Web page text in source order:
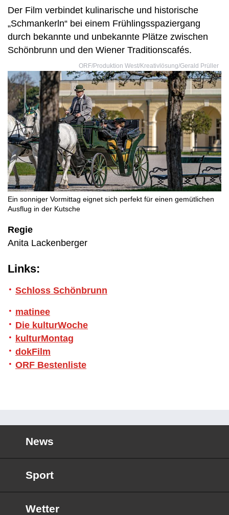
Der Film verbindet kulinarische und historische
„Schmankerln“ bei einem Frühlingsspaziergang
durch bekannte und unbekannte Plätze zwischen
Schönbrunn und den Wiener Traditionscafés.
ORF/Produktion West/Kreativlösung/Gerald Prüller
Ein sonniger Vormittag eignet sich perfekt für einen gemütlichen
Ausflug in der Kutsche
Regie
Anita Lackenberger
Links:
Schloss Schönbrunn
matinee
Die kulturWoche
kulturMontag
dokFilm
ORF Bestenliste
News
Sport
Wetter